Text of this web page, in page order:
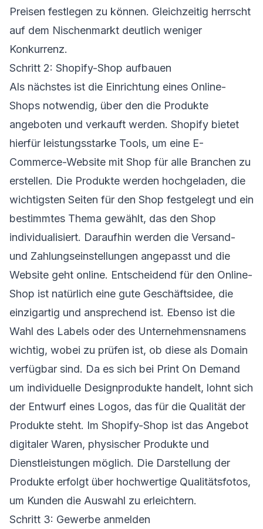
Preisen festlegen zu können. Gleichzeitig herrscht
auf dem Nischenmarkt deutlich weniger
Konkurrenz.
Schritt 2: Shopify-Shop aufbauen
Als nächstes ist die Einrichtung eines Online-
Shops notwendig, über den die Produkte
angeboten und verkauft werden. Shopify bietet
hierfür leistungsstarke Tools, um eine E-
Commerce-Website mit Shop für alle Branchen zu
erstellen. Die Produkte werden hochgeladen, die
wichtigsten Seiten für den Shop festgelegt und ein
bestimmtes Thema gewählt, das den Shop
individualisiert. Daraufhin werden die Versand-
und Zahlungseinstellungen angepasst und die
Website geht online. Entscheidend für den Online-
Shop ist natürlich eine gute Geschäftsidee, die
einzigartig und ansprechend ist. Ebenso ist die
Wahl des Labels oder des Unternehmensnamens
wichtig, wobei zu prüfen ist, ob diese als Domain
verfügbar sind. Da es sich bei Print On Demand
um individuelle Designprodukte handelt, lohnt sich
der Entwurf eines Logos, das für die Qualität der
Produkte steht. Im Shopify-Shop ist das Angebot
digitaler Waren, physischer Produkte und
Dienstleistungen möglich. Die Darstellung der
Produkte erfolgt über hochwertige Qualitätsfotos,
um Kunden die Auswahl zu erleichtern.
Schritt 3: Gewerbe anmelden